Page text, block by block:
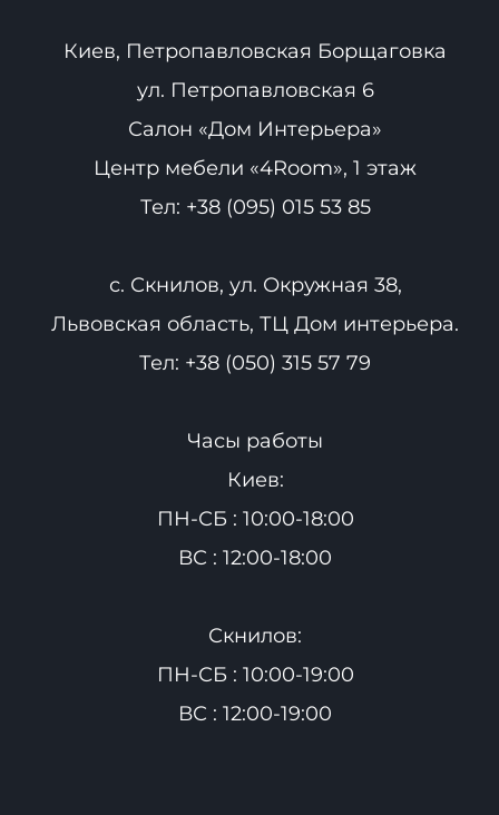
Киев, Петропавловская Борщаговка
ул. Петропавловская 6
Салон «Дом Интерьера»
Центр мебели «4Room», 1 этаж
Тел: +38 (095) 015 53 85
с. Скнилов, ул. Окружная 38,
Львовская область, ТЦ Дом интерьера.
Тел: +38 (050) 315 57 79
Часы работы
Киев:
ПН-СБ : 10:00-18:00
ВС : 12:00-18:00
Скнилов:
ПН-СБ : 10:00-19:00
ВС : 12:00-19:00